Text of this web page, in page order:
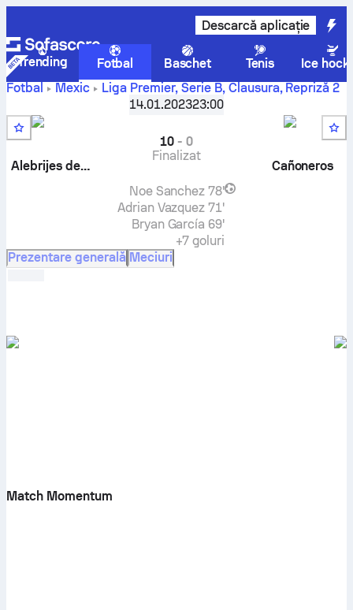
Descarcă aplicație
Trending Fotbal Baschet Tenis
Ice
Fotbal
Mexic Liga Premier, Serie B, Clausura, Repriză 2
Alebrijes de Oaxaca II -Cañoneros F.C.
rezultate H2H, clasament și predicție
14.01.202323:00
Alebrijes de Oaxaca II
10 - 0
Finalizat
Cañoneros
Noe Sanchez 78'
Adrian Vazquez 71'
Bryan García 69'
+7 goluri
Prezentare generală Meciuri
Match Momentum